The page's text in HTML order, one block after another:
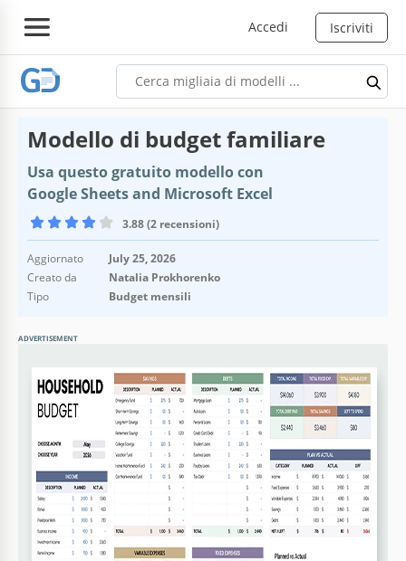
Accedi Iscriviti
Modello di budget familiare
Usa questo gratuito modello con
Google Sheets and Microsoft Excel
3.88 (2 recensioni)
Aggiornato
July 25, 2026
Creato da
Natalia Prokhorenko
Tipo
Budget mensili
ADVERTISEMENT
Specifiche del modello
Google Sheets, Microsoft Excel
Creato
June 17, 2026
Ultimo aggiornamento
July 25, 2026
Community
Aggiunto alle raccolte da 3 Utenti
Statistiche di utilizzo